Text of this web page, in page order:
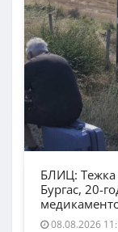
БЛИЦ: Тежка
Бургас, 20-
08.08.2026